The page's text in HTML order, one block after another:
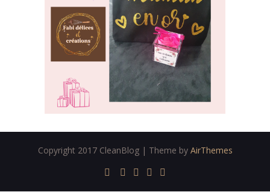
Copyright 2017 CleanBlog | Theme by AirThemes